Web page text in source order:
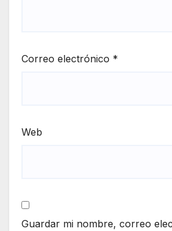
Correo electrónico *
Web
Guardar mi nombre, correo